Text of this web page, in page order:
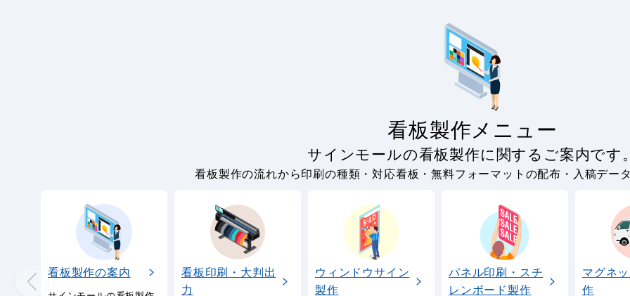
看板製作メニュー
サインモールの看板製作に関するご案内です
看板製作の流れから印刷の種類・対応看板・無料フォーマットの配布・入稿デー
看板製作の案内
看板印刷・大判出
力
ウィンドウサイン
製作
パネル印刷・スチ
レンボード製作
マグネ
作